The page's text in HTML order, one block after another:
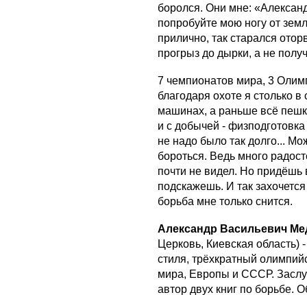
боролся. Они мне:
попробуйте мою ногу от
прилично, так старался
прогрыз до дырки, а не
7 чемпионатов мира, 3
благодаря охоте я столько
машинах, а раньше всё
и с добычей -
не надо было так долго...
бороться. Ведь много
почти не видел. Но придёшь
подскажешь. И так
борьба мне только снится.
Александр Васильевич
Церковь, Киевская область)
стиля, трёхкратный
мира, Европы и СССР.
автор двух книг по борьбе.